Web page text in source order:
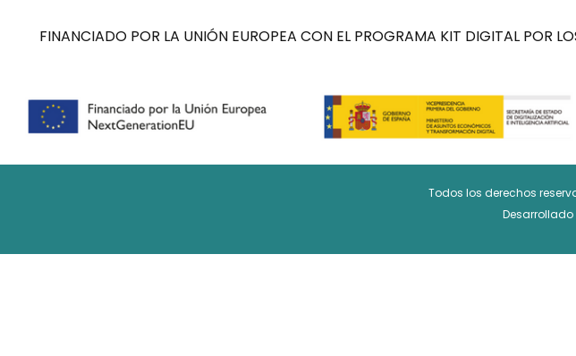
FINANCIADO POR LA UNIÓN EUROPEA CON EL PROGRAMA KIT DIGITAL POR
Todos los derechos
Desarrollado